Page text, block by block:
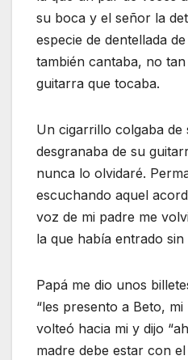
su boca y el señor la
especie de dentellada
también cantaba, no
guitarra que tocaba.
Un cigarrillo colgaba de
desgranaba de su
nunca lo olvidaré.
escuchando aquel
voz de mi padre me
la que había entrado sin
Papá me dio unos
“les presento a Beto, mi
volteó hacia mi y dijo
madre debe estar con